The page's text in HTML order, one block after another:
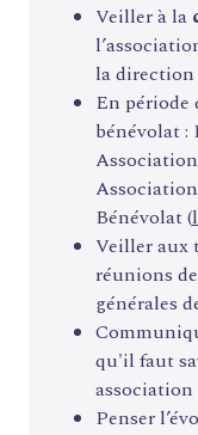
Veiller à la
la direction
En période
bénévolat :
Bénévolat (
Veiller aux
réunions
générales
qu'il faut
association
Penser